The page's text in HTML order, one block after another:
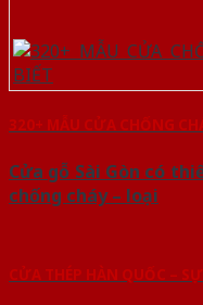
320+ MẪU CỬA CHỐNG
Cửa gỗ Sài Gòn có
chống cháy – loại
CỬA THÉP HÀN QUỐC –